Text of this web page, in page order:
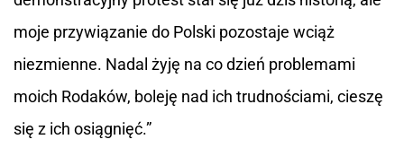
moje przywiązanie do Polski pozostaje wciąż
niezmienne. Nadal żyję na co dzień problemami
moich Rodaków, boleję nad ich trudnościami, cieszę
się z ich osiągnięć.”